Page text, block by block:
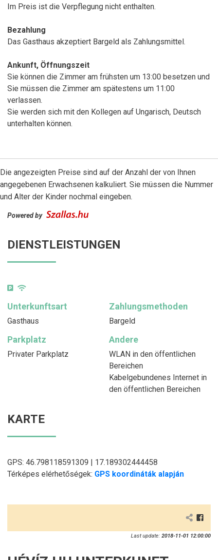
Im Preis ist die Verpflegung nicht enthalten.
Bezahlung
Das Gasthaus akzeptiert Bargeld als Zahlungsmittel.
Ankunft, Öffnungszeit
Sie können die Zimmer am frühsten um 13:00 besetzen und
Sie müssen die Zimmer am spätestens um 11:00
verlassen.
Sie werden sich mit den Kollegen auf Ungarisch, Deutsch
unterhalten können.
Die angezeigten Preise sind auf der Anzahl der von Ihnen
angegebenen Erwachsenen kalkuliert. Sie müssen die Nummer
und Alter der Kinder nochmal eingeben.
Powered by
DIENSTLEISTUNGEN
Unterkunftsart
Gasthaus
Zahlungsmethoden
Bargeld
Parkplatz
Privater Parkplatz
Andere
WLAN in den öffentlichen
Bereichen
Kabelgebundenes Internet in
den öffentlichen Bereichen
KARTE
GPS: 46.798118591309 | 17.189302444458
Térképes elérhetőségek: GPS koordináták alapján
Last update: 2018-11-01 12:00:00